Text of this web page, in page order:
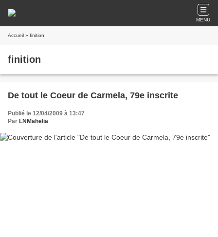
MENU
Accueil » finition
finition
De tout le Coeur de Carmela, 79e inscrite
Publié le 12/04/2009 à 13:47
Par LNMahelia